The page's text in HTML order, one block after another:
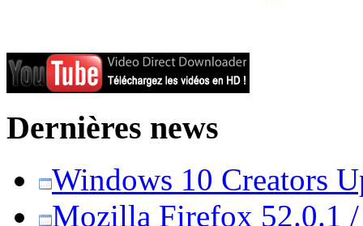
Dernières news
Windows 10 Creators
Mozilla Firefox 52.0.1